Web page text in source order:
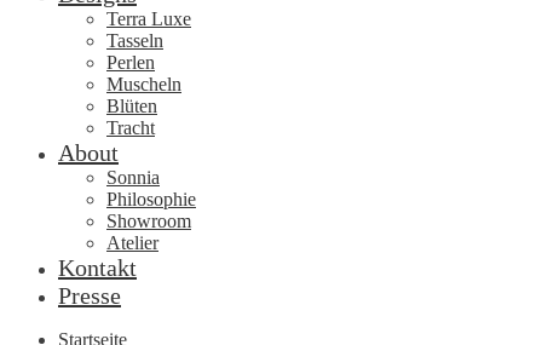
Terra Luxe
Tasseln
Perlen
Muscheln
Blüten
Tracht
About
Sonnia
Philosophie
Showroom
Atelier
Kontakt
Presse
Startseite